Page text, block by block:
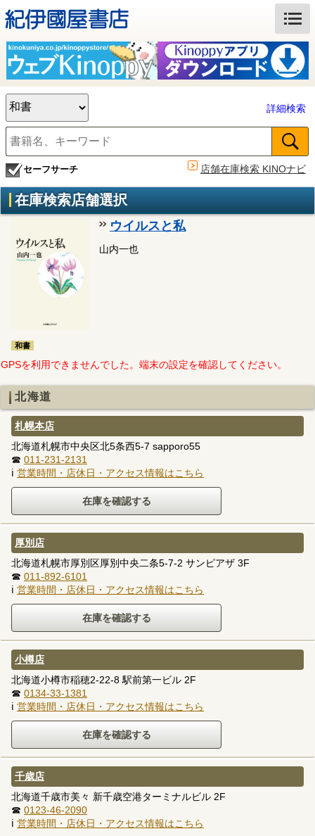
詳細検索
セーフサーチ 店舗在庫検索 KINOナビ
在庫検索店舗選択
和書
ウイルスと私
山内一也
GPSを利用できませんでした。端末の設定を確認してください。
北海道
札幌本店
北海道札幌市中央区北5条西5-7 sapporo55
☎ 011-231-2131
ℹ 営業時間・店休日・アクセス情報はこちら
厚別店
北海道札幌市厚別区厚別中央二条5-7-2 サンピアザ 3F
☎ 011-892-6101
ℹ 営業時間・店休日・アクセス情報はこちら
小樽店
北海道小樽市稲穂2-22-8 駅前第一ビル 2F
☎ 0134-33-1381
ℹ 営業時間・店休日・アクセス情報はこちら
千歳店
北海道千歳市美々 新千歳空港ターミナルビル 2F
☎ 0123-46-2090
ℹ 営業時間・店休日・アクセス情報はこちら